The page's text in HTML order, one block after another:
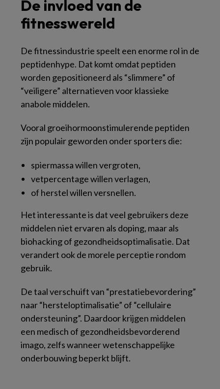
De invloed van de
fitnesswereld
De fitnessindustrie speelt een enorme rol in de
peptidenhype. Dat komt omdat peptiden
worden gepositioneerd als “slimmere” of
“veiligere” alternatieven voor klassieke
anabole middelen.
Vooral groeihormoonstimulerende peptiden
zijn populair geworden onder sporters die:
spiermassa willen vergroten,
vetpercentage willen verlagen,
of herstel willen versnellen.
Het interessante is dat veel gebruikers deze
middelen niet ervaren als doping, maar als
biohacking of gezondheidsoptimalisatie. Dat
verandert ook de morele perceptie rondom
gebruik.
De taal verschuift van “prestatiebevordering”
naar “hersteloptimalisatie” of “cellulaire
ondersteuning”. Daardoor krijgen middelen
een medisch of gezondheidsbevorderend
imago, zelfs wanneer wetenschappelijke
onderbouwing beperkt blijft.